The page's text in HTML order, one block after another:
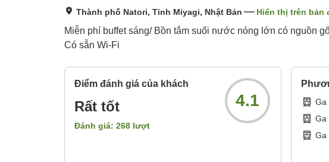
Thành phố Natori, Tỉnh Miyagi, Nhật Bản Hiển thị trên bản
Miễn phí buffet sáng/ Bồn tắm suối nước nóng lớn có nguồn
Có sẵn Wi-Fi
Điểm đánh giá của khách
Rất tốt
Đánh giá: 268 lượt
4.1 Ga
Ga
Ga